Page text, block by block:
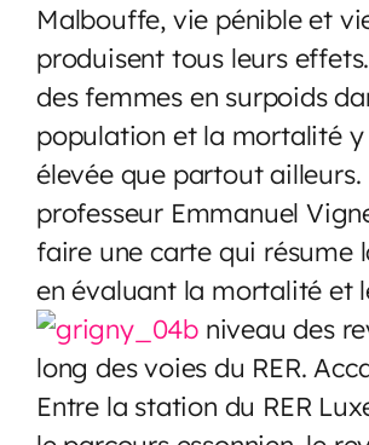
Malbouffe, vie pénible et
produisent tous leurs
des femmes en surpoids
population et la mortalité y
élevée que partout ailleurs.
professeur Emmanuel
faire une carte qui résume
en évaluant la mortalité et
niveau des
long des voies du RER.
Entre la station du RER